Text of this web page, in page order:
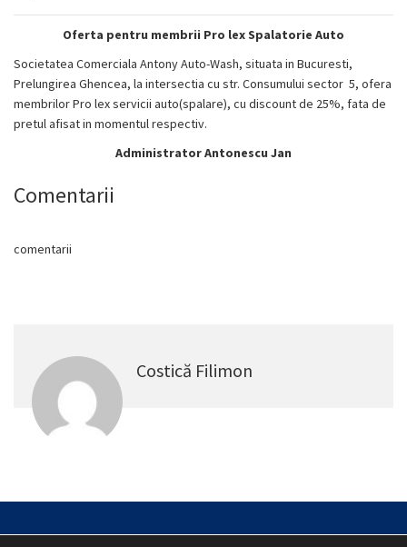
Oferta pentru membrii Pro lex Spalatorie Auto
Societatea Comerciala Antony Auto-Wash, situata in Bucuresti,
Prelungirea Ghencea, la intersectia cu str. Consumului sector 5, ofera
membrilor Pro lex servicii auto(spalare), cu discount de 25%, fata de
pretul afisat in momentul respectiv.
Administrator Antonescu Jan
Comentarii
comentarii
Costică Filimon